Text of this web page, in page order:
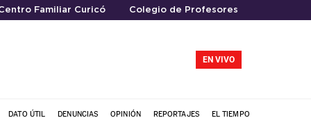
Familiar Curicó Colegio de Profesores
EN VIVO
DATO ÚTIL DENUNCIAS OPINIÓN REPORTAJES EL TIEMPO